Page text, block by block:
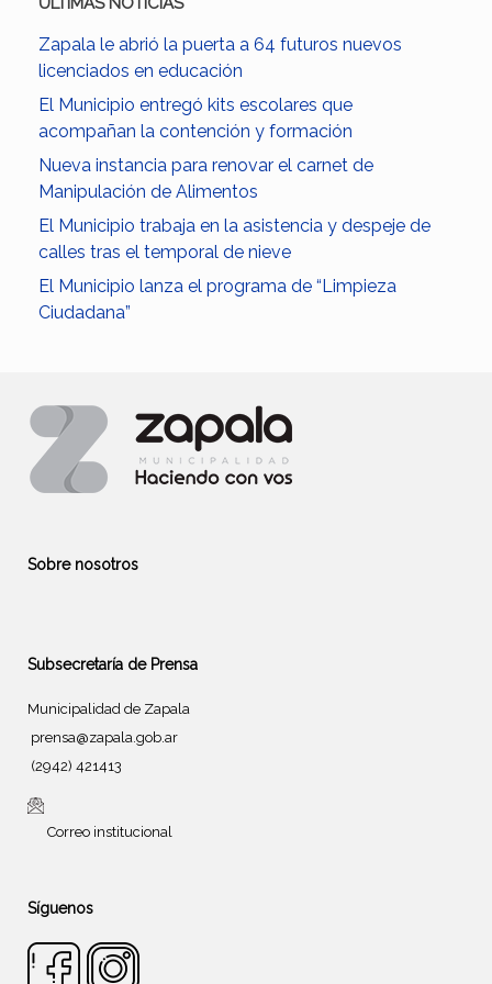
Zapala le abrió la puerta a 64 futuros nuevos
licenciados en educación
El Municipio entregó kits escolares que
acompañan la contención y formación
Nueva instancia para renovar el carnet de
Manipulación de Alimentos
El Municipio trabaja en la asistencia y despeje de
calles tras el temporal de nieve
El Municipio lanza el programa de “Limpieza
Ciudadana”
Sobre nosotros
Subsecretaría de Prensa
Municipalidad de Zapala
prensa@zapala.gob.ar
(2942) 421413
Correo institucional
Síguenos